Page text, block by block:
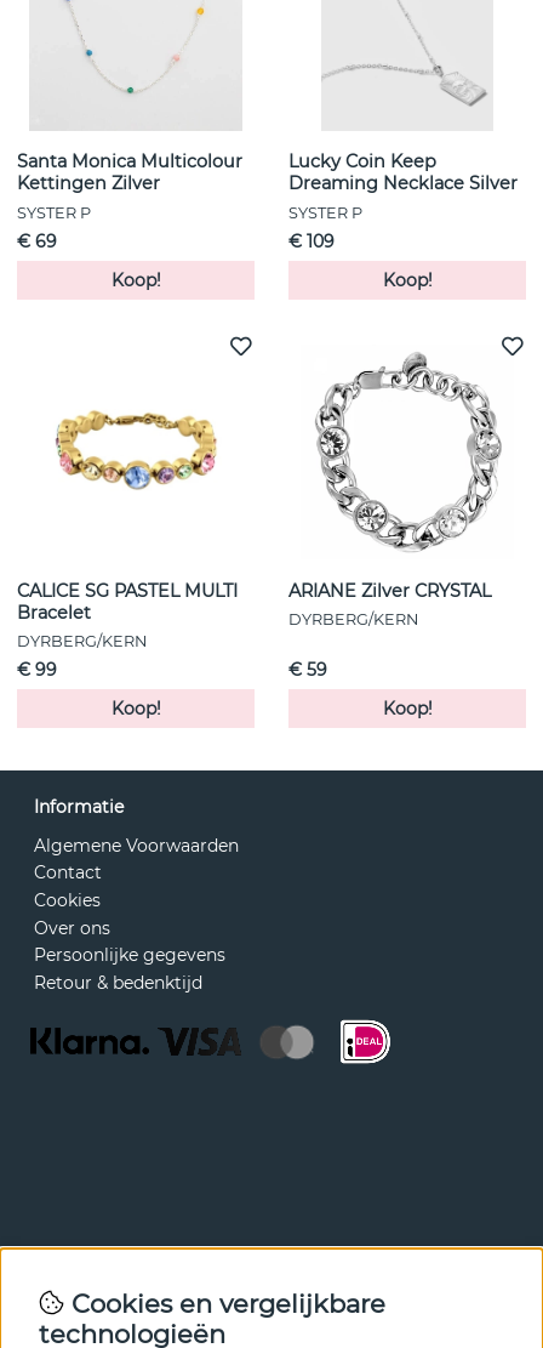
Santa Monica Multicolour
Kettingen Zilver
SYSTER P
€ 69
Koop!
Lucky Coin Keep
Dreaming Necklace Silver
SYSTER P
€ 109
Koop!
CALICE SG PASTEL MULTI
Bracelet
DYRBERG/KERN
€ 99
Koop!
ARIANE Zilver CRYSTAL
DYRBERG/KERN
€ 59
Koop!
Informatie
Algemene Voorwaarden
Contact
Cookies
Over ons
Persoonlijke gegevens
Retour & bedenktijd
Met onze nieuwsbrief ben je als eerste op de hoogte van
nieuws en aanbiedingen. Meld je hieronder aan.
Cookies en vergelijkbare
technologieën